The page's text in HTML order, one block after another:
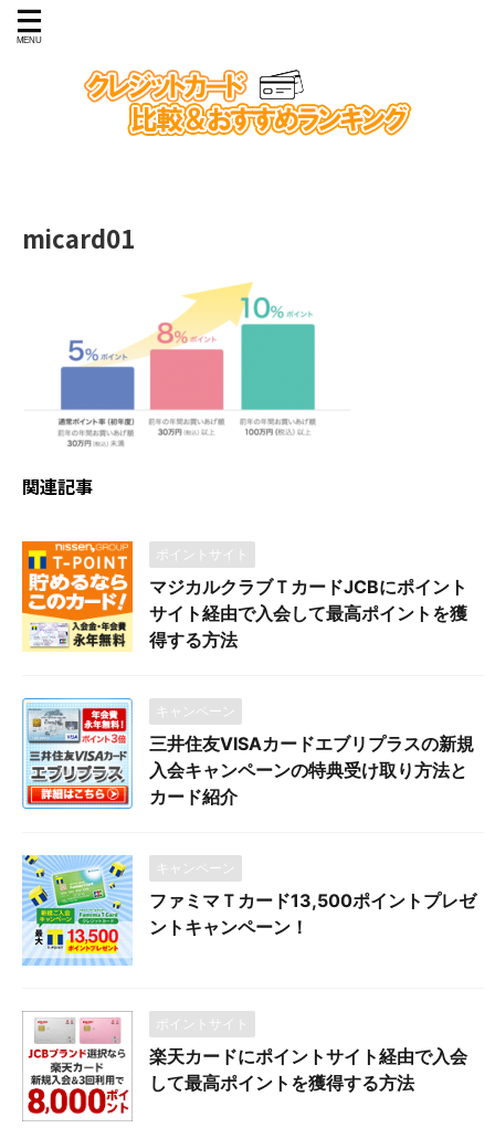
micard01
関連記事
ポイントサイト
マジカルクラブＴカードJCBにポイント
サイト経由で入会して最高ポイントを獲
得する方法
キャンペーン
三井住友VISAカードエブリプラスの新規
入会キャンペーンの特典受け取り方法と
カード紹介
キャンペーン
ファミマＴカード13,500ポイントプレゼ
ントキャンペーン！
ポイントサイト
楽天カードにポイントサイト経由で入会
して最高ポイントを獲得する方法